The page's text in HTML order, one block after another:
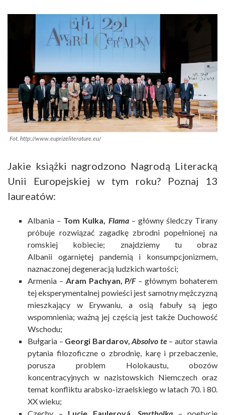
Fot. http://www.euprizeliterature.eu/
Jakie książki nagrodzono Nagrodą Literacką
Unii Europejskiej w tym roku? Poznaj 13
laureatów:
Albania – Tom Kulka, Flama – główny śledczy Tirany
próbuje rozwiązać zagadkę zbrodni popełnionej na
romskiej kobiecie; znajdziemy tu obraz
Albanii ogarniętej pandemią i konsumpcjonizmem,
naznaczonej degeneracją ludzkich wartości;
Armenia – Aram Pachyan,P/F–głównym bohaterem
tej eksperymentalnej powieści jest samotny mężczyzną
mieszkający w Erywaniu, a osią fabuły są jego
wspomnienia; ważną jej częścią jest także Duchowość
Wschodu;
Bułgaria – Georgi Bardarov, Absolvo te – autor stawia
pytania filozoficzne o zbrodnię, karę i przebaczenie,
porusza problem Holokaustu, obozów
koncentracyjnych w nazistowskich Niemczech oraz
temat konfliktu arabsko-izraelskiego w latach 70. i 80.
XX wieku;